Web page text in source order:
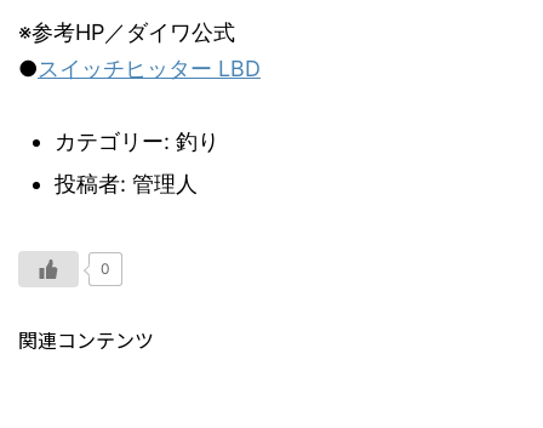
※参考HP／ダイワ公式
●スイッチヒッター LBD
カテゴリー: 釣り
投稿者: 管理人
0
関連コンテンツ